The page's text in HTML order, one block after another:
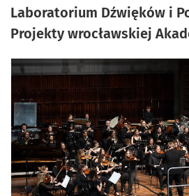
Laboratorium Dźwięków i
Projekty wrocławskiej